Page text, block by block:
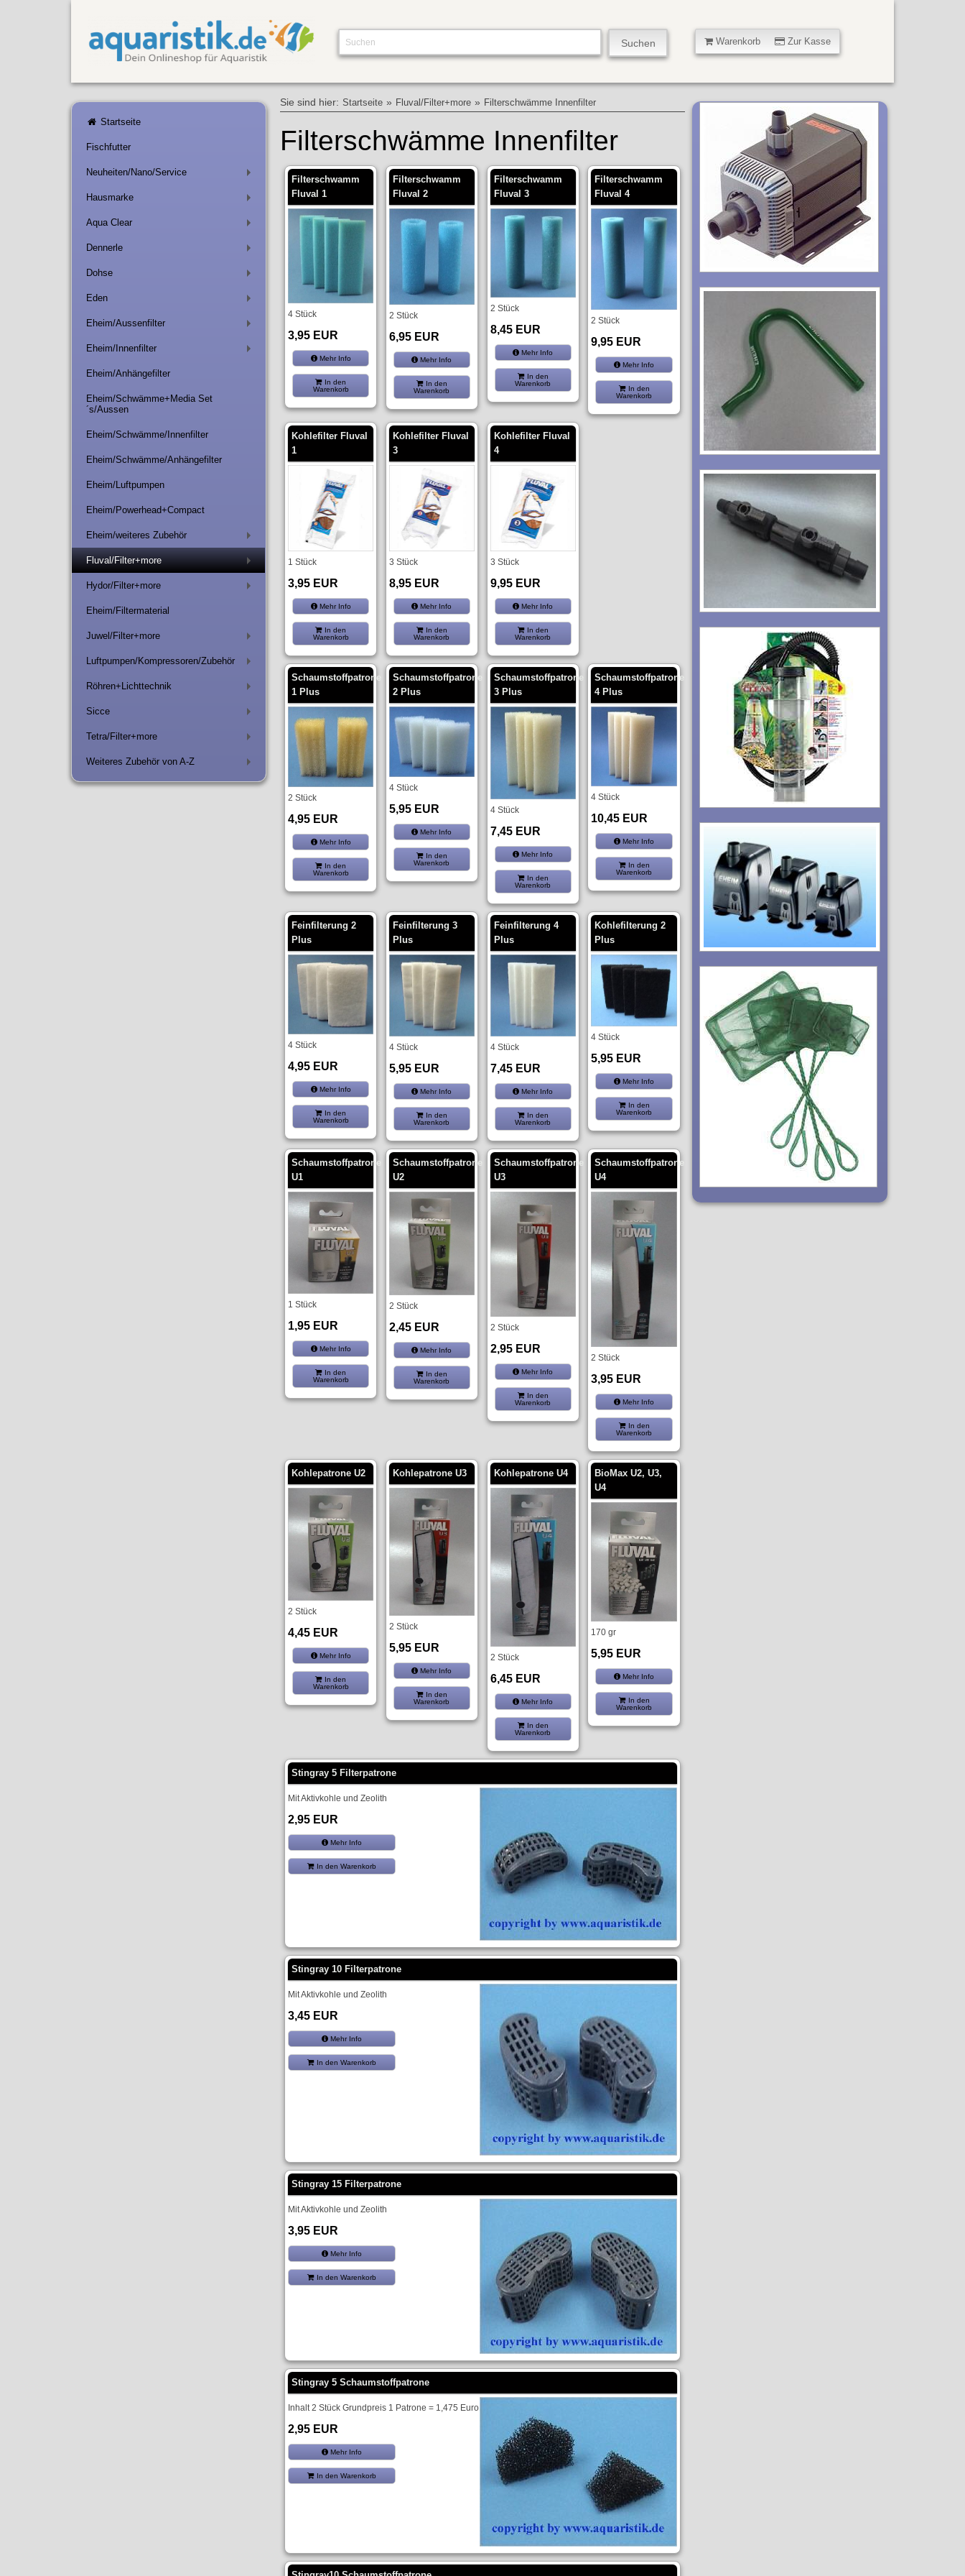
Warenkorb Zur Kasse
Startseite
Fischfutter
Neuheiten/Nano/Service
Hausmarke
Aqua Clear
Dennerle
Dohse
Eden
Eheim/Aussenfilter
Eheim/Innenfilter
Eheim/Anhängefilter
Eheim/Schwämme+Media Set
´s/Aussen
Eheim/Schwämme/Innenfilter
Eheim/Schwämme/Anhängefilter
Eheim/Luftpumpen
Eheim/Powerhead+Compact
Eheim/weiteres Zubehör
Fluval/Filter+more
Hydor/Filter+more
Eheim/Filtermaterial
Juwel/Filter+more
Luftpumpen/Kompressoren/Zubehör
Röhren+Lichttechnik
Sicce
Tetra/Filter+more
Weiteres Zubehör von A-Z
Sie sind hier: Startseite » Fluval/Filter+more » Filterschwämme Innenfilter
Filterschwämme Innenfilter
Filterschwamm
Fluval 1
4 Stück
3,95 EUR
Mehr Info
In den
Warenkorb
Filterschwamm
Fluval 2
2 Stück
6,95 EUR
Mehr Info
In den
Warenkorb
Filterschwamm
Fluval 3
2 Stück
8,45 EUR
Mehr Info
In den
Warenkorb
Filterschwamm
Fluval 4
2 Stück
9,95 EUR
Mehr Info
In den
Warenkorb
Kohlefilter Fluval
1
1 Stück
3,95 EUR
Mehr Info
In den
Warenkorb
Kohlefilter Fluval
3
3 Stück
8,95 EUR
Mehr Info
In den
Warenkorb
Kohlefilter Fluval
4
3 Stück
9,95 EUR
Mehr Info
In den
Warenkorb
Schaumstoffpatrone
1 Plus
2 Stück
4,95 EUR
Mehr Info
In den
Warenkorb
Schaumstoffpatrone
2 Plus
4 Stück
5,95 EUR
Mehr Info
In den
Warenkorb
Schaumstoffpatrone
3 Plus
4 Stück
7,45 EUR
Mehr Info
In den
Warenkorb
Schaumstoffpatrone
4 Plus
4 Stück
10,45 EUR
Mehr Info
In den
Warenkorb
Feinfilterung 2
Plus
4 Stück
4,95 EUR
Mehr Info
In den
Warenkorb
Feinfilterung 3
Plus
4 Stück
5,95 EUR
Mehr Info
In den
Warenkorb
Feinfilterung 4
Plus
4 Stück
7,45 EUR
Mehr Info
In den
Warenkorb
Kohlefilterung 2
Plus
4 Stück
5,95 EUR
Mehr Info
In den
Warenkorb
Schaumstoffpatrone
U1
1 Stück
1,95 EUR
Mehr Info
In den
Warenkorb
Schaumstoffpatrone
U2
2 Stück
2,45 EUR
Mehr Info
In den
Warenkorb
Schaumstoffpatrone
U3
2 Stück
2,95 EUR
Mehr Info
In den
Warenkorb
Schaumstoffpatrone
U4
2 Stück
3,95 EUR
Mehr Info
In den
Warenkorb
Kohlepatrone U2
2 Stück
4,45 EUR
Mehr Info
In den
Warenkorb
Kohlepatrone U3
2 Stück
5,95 EUR
Mehr Info
In den
Warenkorb
Kohlepatrone U4
2 Stück
6,45 EUR
Mehr Info
In den
Warenkorb
BioMax U2, U3,
U4
170 gr
5,95 EUR
Mehr Info
In den
Warenkorb
Stingray 5 Filterpatrone
Mit Aktivkohle und Zeolith
2,95 EUR
Mehr Info
In den Warenkorb
Stingray 10 Filterpatrone
Mit Aktivkohle und Zeolith
3,45 EUR
Mehr Info
In den Warenkorb
Stingray 15 Filterpatrone
Mit Aktivkohle und Zeolith
3,95 EUR
Mehr Info
In den Warenkorb
Stingray 5 Schaumstoffpatrone
Inhalt 2 Stück Grundpreis 1 Patrone = 1,475 Euro
2,95 EUR
Mehr Info
In den Warenkorb